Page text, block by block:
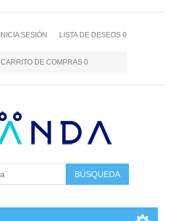
INICIA SESIÓN LISTA DE DESEOS 0
CARRITO DE COMPRAS 0
BÚSQUEDA